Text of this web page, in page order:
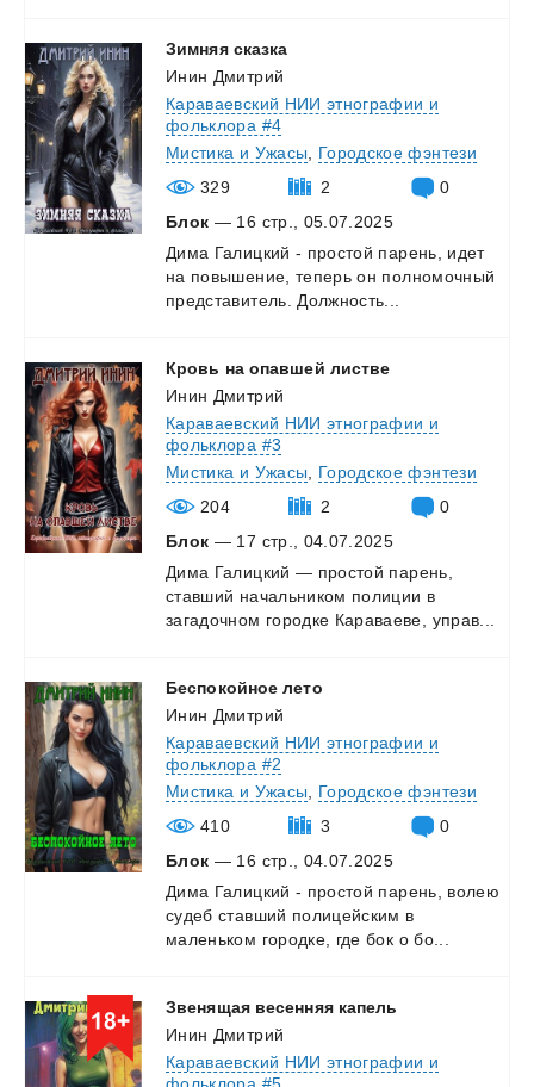
Зимняя сказка
Инин Дмитрий
Караваевский НИИ этнографии и
фольклора #4
Мистика и Ужасы
Городское фэнтези
329
2
0
Блок — 16 стр., 05.07.2025
Дима Галицкий - простой парень,
идет
на повышение, теперь он полномочный
представитель.
Должность...
Кровь на опавшей листве
Инин Дмитрий
Караваевский НИИ этнографии и
фольклора #3
Мистика и Ужасы
Городское фэнтези
204
2
0
Блок — 17 стр., 04.07.2025
Дима Галицкий — простой парень,
ставший начальником полиции в
загадочном городке Караваеве, управ...
Беспокойное лето
Инин Дмитрий
Караваевский НИИ этнографии и
фольклора #2
Мистика и Ужасы
Городское фэнтези
410
3
0
Блок — 16 стр., 04.07.2025
Дима Галицкий - простой парень,
волею
судеб ставший полицейским в
маленьком городке, где бок о бо...
Звенящая весенняя капель
Инин Дмитрий
Караваевский НИИ этнографии и
фольклора #5